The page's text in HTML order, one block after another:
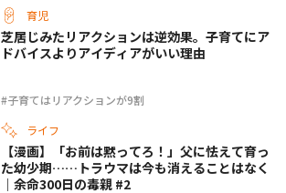
育児
#子育てはリアクションが9割
芝居じみたリアクションは逆効果。子育てにア
ドバイスよりアイディアがいい理由
ライフ
【漫画】「お前は黙ってろ！」父に怯えて育っ
た幼少期……トラウマは今も消えることはなく
｜余命300日の毒親 #2